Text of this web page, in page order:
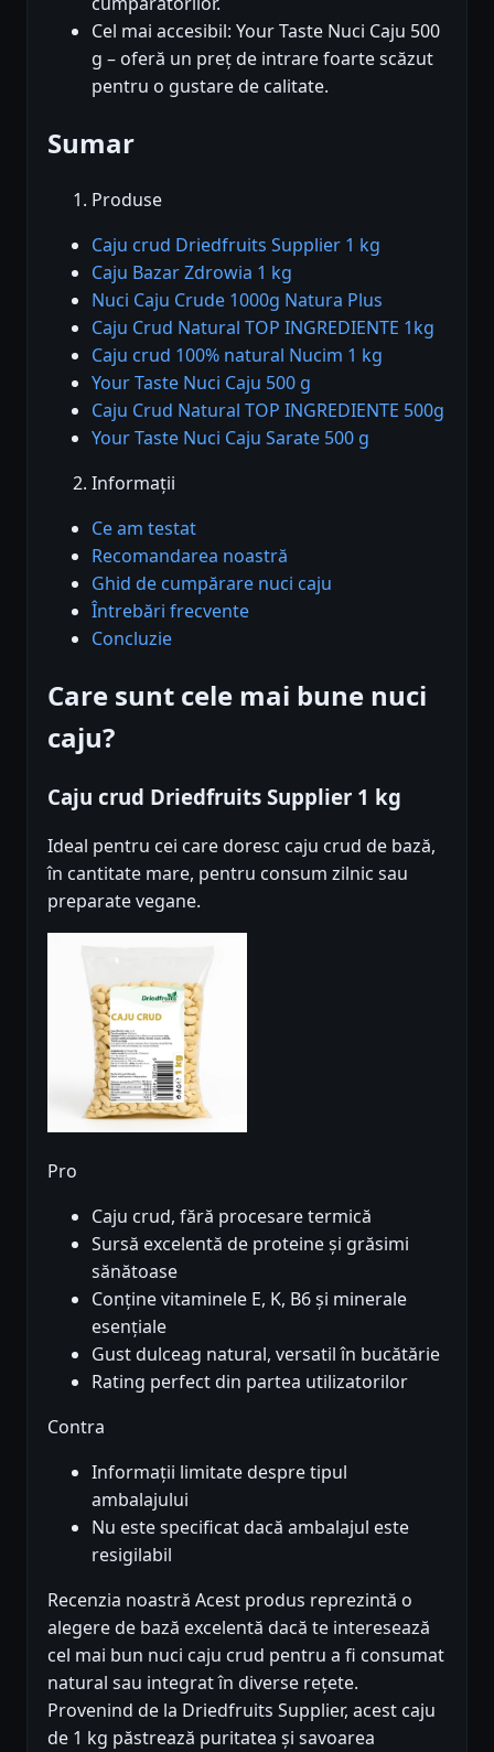
Cel mai accesibil: Your Taste Nuci Caju 500
g – oferă un preț de intrare foarte scăzut
pentru o gustare de calitate.
Sumar
Produse
Caju crud Driedfruits Supplier 1 kg
Caju Bazar Zdrowia 1 kg
Nuci Caju Crude 1000g Natura Plus
Caju Crud Natural TOP INGREDIENTE 1kg
Caju crud 100% natural Nucim 1 kg
Your Taste Nuci Caju 500 g
Caju Crud Natural TOP INGREDIENTE 500g
Your Taste Nuci Caju Sarate 500 g
Informații
Ce am testat
Recomandarea noastră
Ghid de cumpărare nuci caju
Întrebări frecvente
Concluzie
Care sunt cele mai bune nuci
caju?
Caju crud Driedfruits Supplier 1 kg
Ideal pentru cei care doresc caju crud de bază,
în cantitate mare, pentru consum zilnic sau
preparate vegane.
Pro
Caju crud, fără procesare termică
Sursă excelentă de proteine și grăsimi
sănătoase
Conține vitaminele E, K, B6 și minerale
esențiale
Gust dulceag natural, versatil în bucătărie
Rating perfect din partea utilizatorilor
Contra
Informații limitate despre tipul
ambalajului
Nu este specificat dacă ambalajul este
resigilabil
Recenzia noastră Acest produs reprezintă o
alegere de bază excelentă dacă te interesează
cel mai bun nuci caju crud pentru a fi consumat
natural sau integrat în diverse rețete.
Provenind de la Driedfruits Supplier, acest caju
de 1 kg păstrează puritatea și savoarea